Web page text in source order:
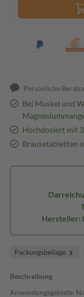
Persönliche
Bei Muskel und
Hochdosiert mit
Brausetabletten
Hersteller:
Packungsbeilage
Beschreibung
Anwendungsgebiete: